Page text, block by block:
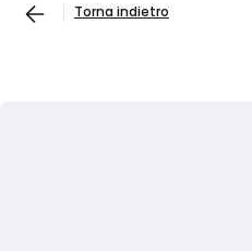
Torna indietro